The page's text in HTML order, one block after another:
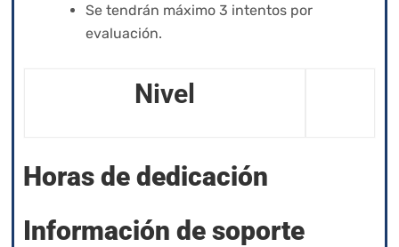
Se tendrán máximo 3 intentos por
evaluación.
Nivel
Horas de dedicación
Información de soporte